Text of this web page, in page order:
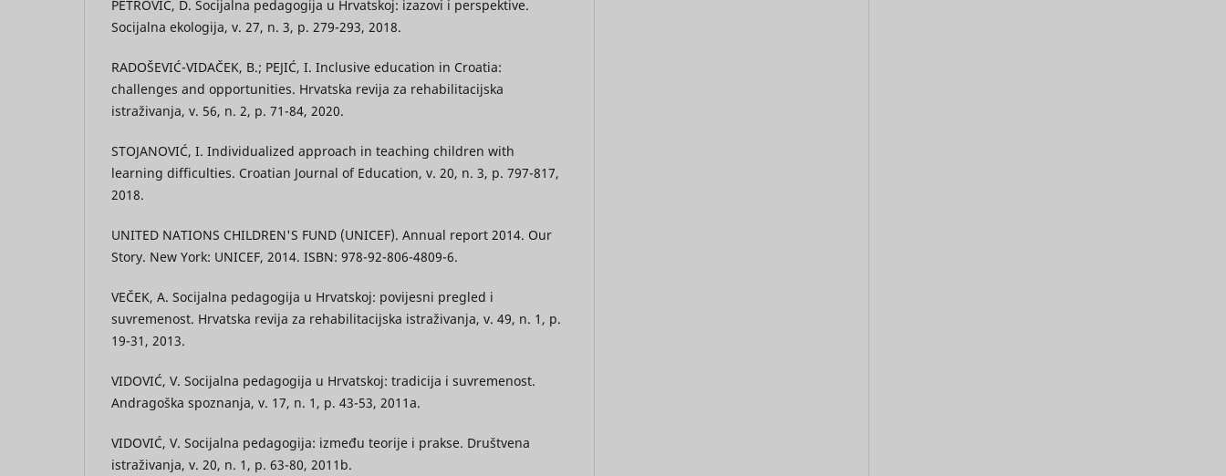
PETROVIĆ, D. Socijalna pedagogija u Hrvatskoj: izazovi i perspektive.
Socijalna ekologija, v. 27, n. 3, p. 279-293, 2018.
RADOŠEVIĆ-VIDAČEK, B.; PEJIĆ, I. Inclusive education in Croatia:
challenges and opportunities. Hrvatska revija za rehabilitacijska
istraživanja, v. 56, n. 2, p. 71-84, 2020.
STOJANOVIĆ, I. Individualized approach in teaching children with
learning difficulties. Croatian Journal of Education, v. 20, n. 3, p. 797-817,
2018.
UNITED NATIONS CHILDREN'S FUND (UNICEF). Annual report 2014. Our
Story. New York: UNICEF, 2014. ISBN: 978-92-806-4809-6.
VEČEK, A. Socijalna pedagogija u Hrvatskoj: povijesni pregled i
suvremenost. Hrvatska revija za rehabilitacijska istraživanja, v. 49, n. 1, p.
19-31, 2013.
VIDOVIĆ, V. Socijalna pedagogija u Hrvatskoj: tradicija i suvremenost.
Andragoška spoznanja, v. 17, n. 1, p. 43-53, 2011a.
VIDOVIĆ, V. Socijalna pedagogija: između teorije i prakse. Društvena
istraživanja, v. 20, n. 1, p. 63-80, 2011b.